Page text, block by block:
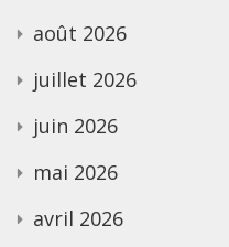
août 2026
juillet 2026
juin 2026
mai 2026
avril 2026